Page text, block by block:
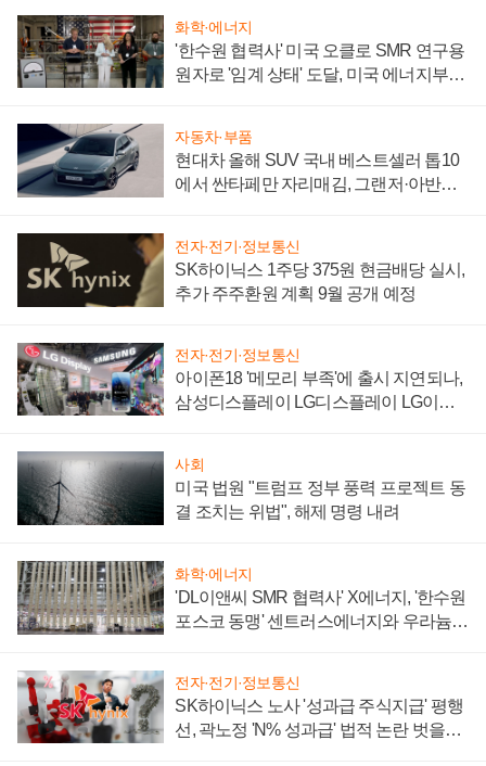
화학·에너지
'한수원 협력사' 미국 오클로 SMR 연구용
원자로 '임계 상태' 도달, 미국 에너지부
자동차·부품
현대차 올해 SUV 국내 베스트셀러 톱10
에서 싼타페만 자리매김, 그랜저·아반떼
전자·전기·정보통신
SK하이닉스 1주당 375원 현금배당 실시,
추가 주주환원 계획 9월 공개 예정
전자·전기·정보통신
아이폰18 '메모리 부족'에 출시 지연되나,
삼성디스플레이 LG디스플레이 LG이노
사회
미국 법원 "트럼프 정부 풍력 프로젝트 동
결 조치는 위법", 해제 명령 내려
화학·에너지
'DL이앤씨 SMR 협력사' X에너지, '한수원
포스코 동맹' 센트러스에너지와 우라늄
전자·전기·정보통신
SK하이닉스 노사 '성과급 주식지급' 평행
선, 곽노정 'N% 성과급' 법적 논란 벗을지